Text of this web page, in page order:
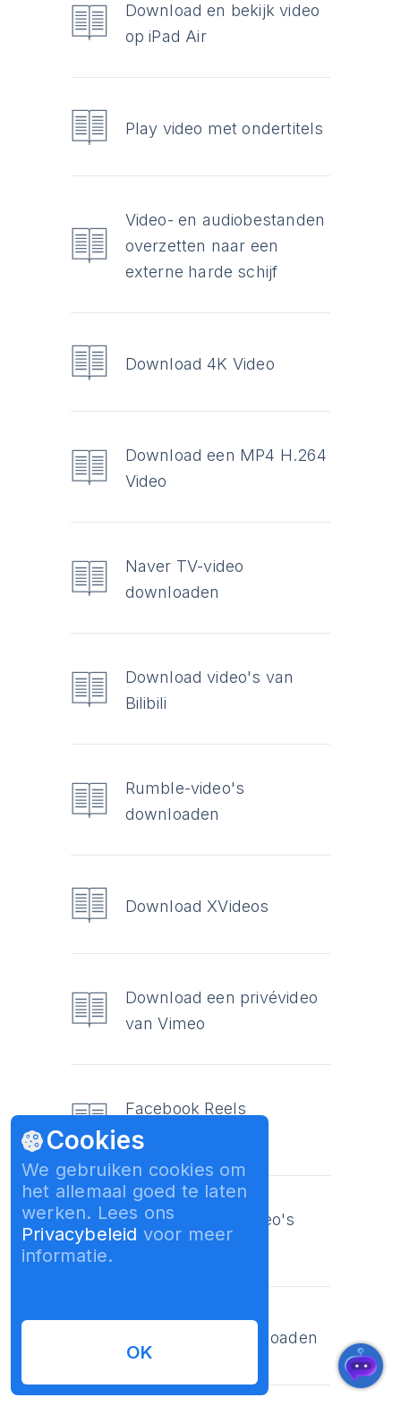
Download en bekijk video
op iPad Air
Play video met ondertitels
Video- en audiobestanden
overzetten naar een
externe harde schijf
Download 4K Video
Download een MP4 H.264
Video
Naver TV-video
downloaden
Download video's van
Bilibili
Rumble-video's
downloaden
Download XVideos
Download een privévideo
van Vimeo
Facebook Reels
downloaden
Geïntegreerde video's
downloaden
Twitch-clips downloaden
Cookies
We gebruiken cookies om
het allemaal goed te laten
werken. Lees ons
Privacybeleid voor meer
informatie.
OK